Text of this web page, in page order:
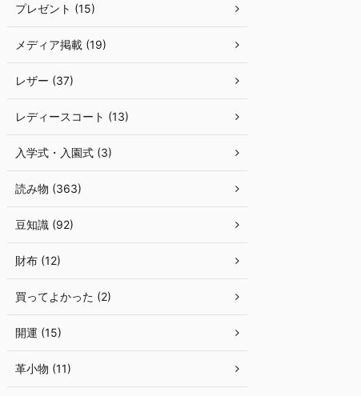
プレゼント (15)
メディア掲載 (19)
レザー (37)
レディースコート (13)
入学式・入園式 (3)
読み物 (363)
豆知識 (92)
財布 (12)
買ってよかった (2)
開運 (15)
革小物 (11)